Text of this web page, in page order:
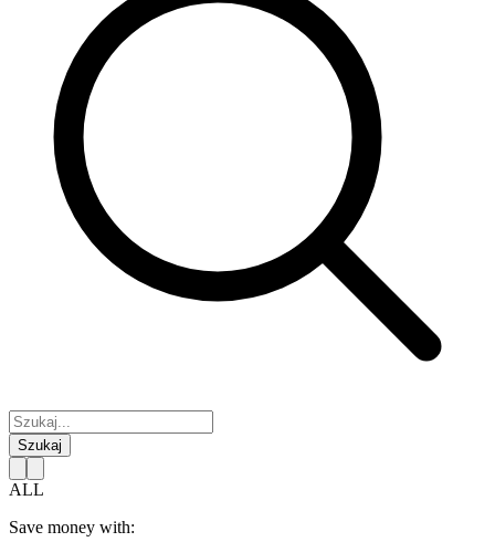
Szukaj
ALL
Save money with: